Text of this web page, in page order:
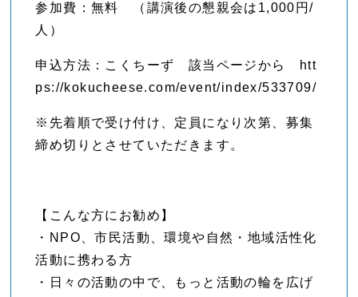
参加費：無料 （講演後の懇親会は1,000円/
人）
申込方法：こくちーず 該当ページから htt
ps://kokucheese.com/event/index/533709/
※先着順で受け付け、定員になり次第、募集
締め切りとさせていただきます。
【こんな方にお勧め】
・NPO、市民活動、環境や自然・地域活性化
活動に携わる方
・日々の活動の中で、もっと活動の輪を広げ